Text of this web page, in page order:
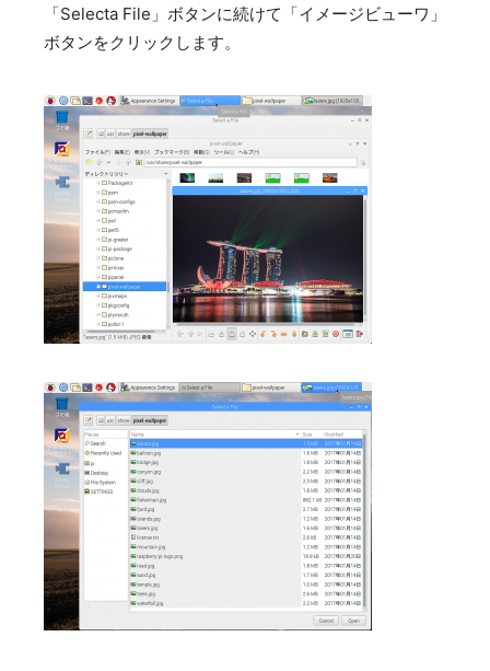
「Selecta File」ボタンに続けて「イメージビューワ」
ボタンをクリックします。